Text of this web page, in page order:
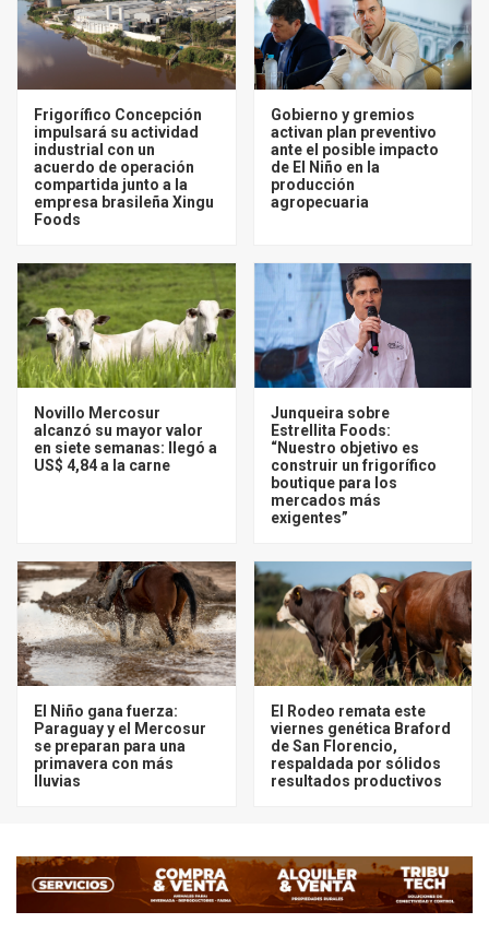
Frigorífico Concepción
impulsará su actividad
industrial con un
acuerdo de operación
compartida junto a la
empresa brasileña Xingu
Foods
Gobierno y gremios
activan plan preventivo
ante el posible impacto
de El Niño en la
producción
agropecuaria
Novillo Mercosur
alcanzó su mayor valor
en siete semanas: llegó a
US$ 4,84 a la carne
Junqueira sobre
Estrellita Foods:
“Nuestro objetivo es
construir un frigorífico
boutique para los
mercados más
exigentes”
El Niño gana fuerza:
Paraguay y el Mercosur
se preparan para una
primavera con más
lluvias
El Rodeo remata este
viernes genética Braford
de San Florencio,
respaldada por sólidos
resultados productivos